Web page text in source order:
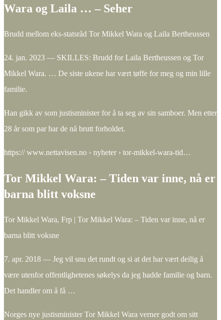
Wara og Laila … – Seher
Brudd mellom eks-statsråd Tor Mikkel Wara og Laila Bertheussen
24. jan. 2023 — SKILLES: Brudd for Laila Bertheussen og Tor
Mikkel Wara. … De siste ukene har vært tøffe for meg og min lille
familie.
Han gikk av som justisminister for å ta seg av sin samboer. Men etter
28 år som par har de nå brutt forholdet.
https:// www.nettavisen.no › nyheter › tor-mikkel-wara-tid…
Tor Mikkel Wara: – Tiden var inne, nå er
barna blitt voksne
Tor Mikkel Wara, Frp | Tor Mikkel Wara: – Tiden var inne, nå er
barna blitt voksne
7. apr. 2018 — Jeg vil snu det rundt og si at det har vært deilig å
være utenfor offentlighetenes søkelys da jeg hadde familie og barn.
Det handler om å få …
Norges nye justisminister Tor Mikkel Wara verner godt om sitt